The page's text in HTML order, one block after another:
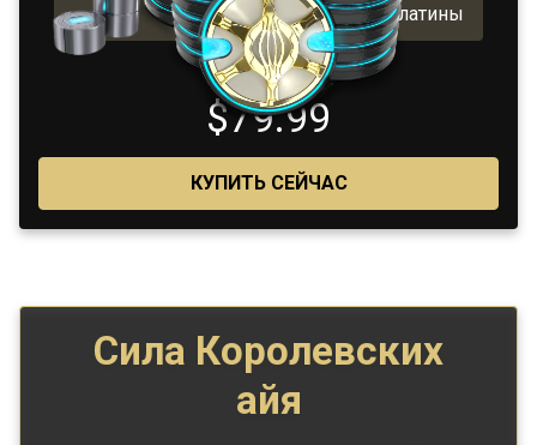
Включает 1200 бонусной платины
$79.99
КУПИТЬ СЕЙЧАС
Сила Королевских
айя